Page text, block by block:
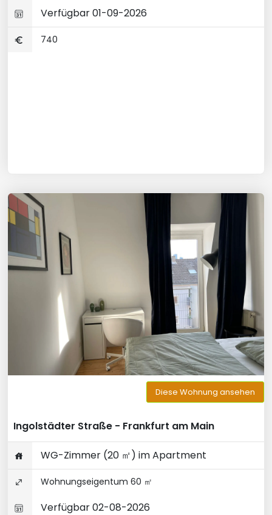
Verfügbar 01-09-2026
740
Diese Wohnung ansehen
Ingolstädter Straße - Frankfurt am Main
WG-Zimmer (20 ㎡) im Apartment
Wohnungseigentum 60 ㎡
Verfügbar 02-08-2026